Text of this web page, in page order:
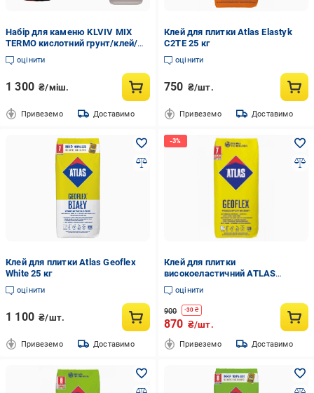
Набір для каменю KLVIV MIX
TERMO кислотний грунт/клей/
лак термостійкий 2 л/20 кг/0,85
л (KL0003)
оцінити
1 300 ₴/міш.
Привеземо Доставимо
Клей для плитки Atlas Elastyk
C2TE 25 кг
оцінити
750 ₴/шт.
Привеземо Доставимо
Клей для плитки Atlas Geoflex
White 25 кг
оцінити
1 100 ₴/шт.
Привеземо Доставимо
Клей для плитки
високоеластичний ATLAS
GEOFLEX C2TE 25 кг
оцінити
900 -30 ₴
870 ₴/шт.
Привеземо Доставимо